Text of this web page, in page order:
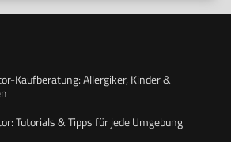
Kaufberatung: Allergiker, Kinder &
Tutorials & Tipps für jede Umgebung